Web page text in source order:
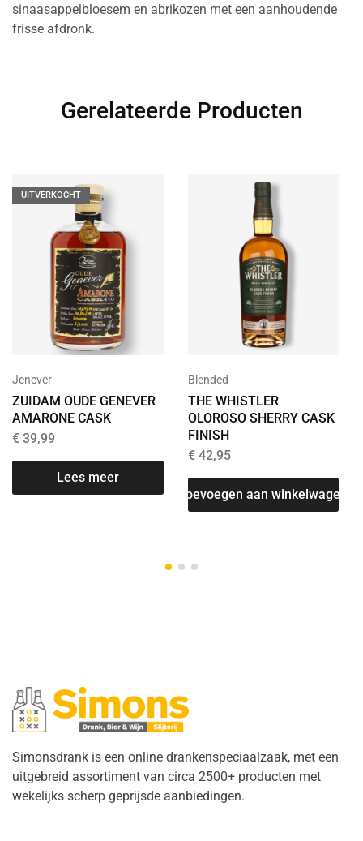
sinaasappelbloesem en abrikozen met een aanhoudende
frisse afdronk.
Gerelateerde Producten
UITVERKOCHT
Jenever
ZUIDAM OUDE GENEVER
AMARONE CASK
€ 39,99
Lees meer
Blended
THE WHISTLER
OLOROSO SHERRY CASK
FINISH
€42,95
Toevoegen aan winkelwagen
Simonsdrank is een online drankenspeciaalzaak, met een
uitgebreid assortiment van circa 2500+ producten met
wekelijks scherp geprijsde aanbiedingen.